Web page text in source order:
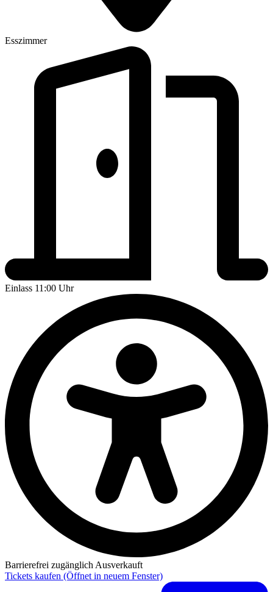
Esszimmer
Einlass 11:00 Uhr
Barrierefrei zugänglich Ausverkauft
Tickets kaufen (Öffnet in neuem Fenster)